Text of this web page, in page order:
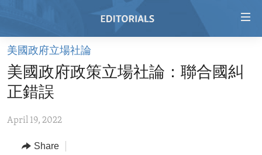
Skip
main
content
to
Navigation
HOME
VIDEO
REGIONS
AFRICA
TOPICS
美國政府立場社論
美國政府政策立場社論：聯合國糾
正錯誤
April 19, 2022
Share